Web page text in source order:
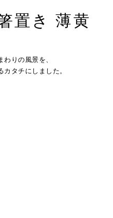
置き 薄黄
りの風景を、
タチにしました。